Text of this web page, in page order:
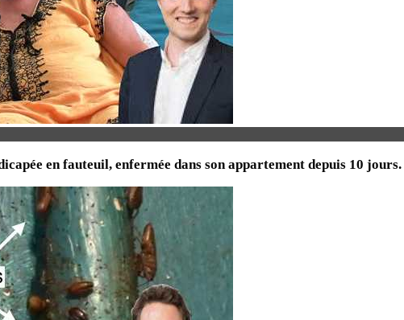
en fauteuil, enfermée dans son appartement depuis 10 jours.